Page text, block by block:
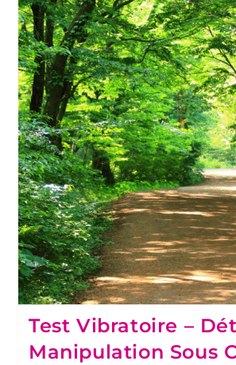
Test Vibratoire –
Manipulation Sous